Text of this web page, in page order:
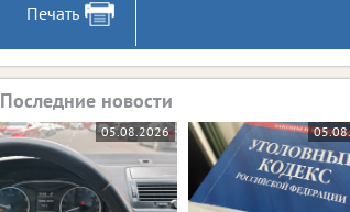
Печать
Последние новости
05.08.2026